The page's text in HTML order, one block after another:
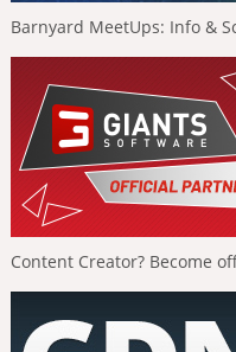
Barnyard MeetUps: Info &
Content Creator? Become